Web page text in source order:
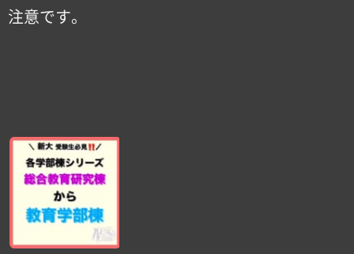
注意です。